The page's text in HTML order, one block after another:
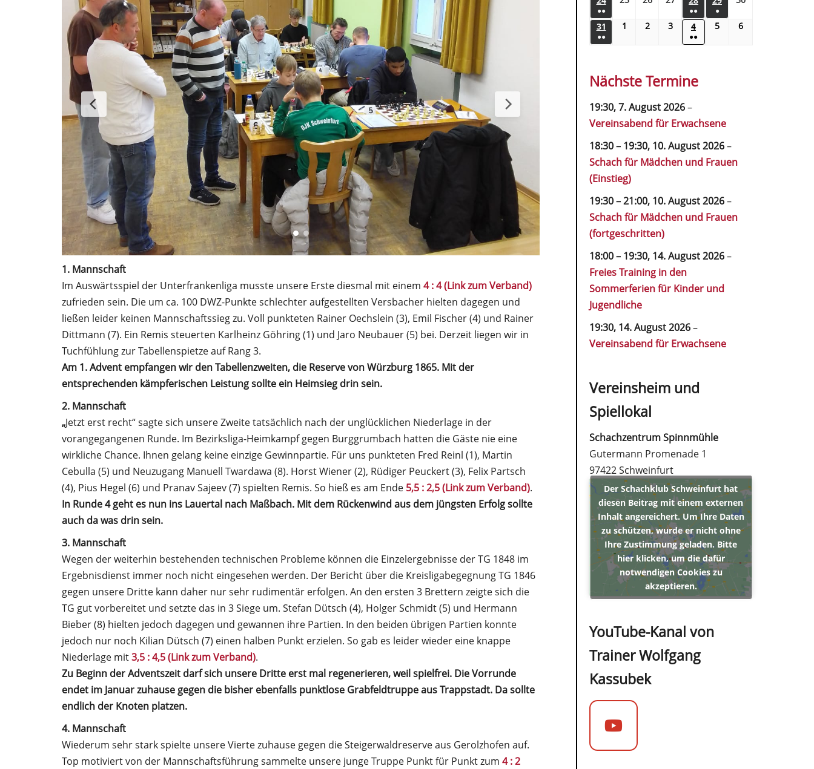
1. Mannschaft
Im Auswärtsspiel der Unterfrankenliga musste unsere Erste diesmal mit einem 4 : 4 (Link zum Verband)
zufrieden sein. Die um ca. 100 DWZ-Punkte schlechter aufgestellten Versbacher hielten dagegen und
ließen leider keinen Mannschaftssieg zu. Voll punkteten Rainer Oechslein (3), Emil Fischer (4) und Rainer
Dittmann (7). Ein Remis steuerten Karlheinz Göhring (1) und Jaro Neubauer (5) bei. Derzeit liegen wir in
Tuchfühlung zur Tabellenspietze auf Rang 3.
Am 1. Advent empfangen wir den Tabellenzweiten, die Reserve von Würzburg 1865. Mit der
entsprechenden kämpferischen Leistung sollte ein Heimsieg drin sein.
2. Mannschaft
„Jetzt erst recht“ sagte sich unsere Zweite tatsächlich nach der unglücklichen Niederlage in der
vorangegangenen Runde. Im Bezirksliga-Heimkampf gegen Burggrumbach hatten die Gäste nie eine
wirkliche Chance. Ihnen gelang keine einzige Gewinnpartie. Für uns punkteten Fred Reinl (1), Martin
Cebulla (5) und Neuzugang Manuell Twardawa (8). Horst Wiener (2), Rüdiger Peuckert (3), Felix Partsch
(4), Pius Hegel (6) und Pranav Sajeev (7) spielten Remis. So hieß es am Ende 5,5 : 2,5 (Link zum Verband).
In Runde 4 geht es nun ins Lauertal nach Maßbach. Mit dem Rückenwind aus dem jüngsten Erfolg sollte
auch da was drin sein.
3. Mannschaft
Wegen der weiterhin bestehenden technischen Probleme können die Einzelergebnisse der TG 1848 im
Ergebnisdienst immer noch nicht eingesehen werden. Der Bericht über die Kreisligabegegnung TG 1846
gegen unsere Dritte kann daher nur sehr rudimentär erfolgen. An den ersten 3 Brettern zeigte sich die
TG gut vorbereitet und setzte das in 3 Siege um. Stefan Dütsch (4), Holger Schmidt (5) und Hermann
Bieber (8) hielten jedoch dagegen und gewannen ihre Partien. In den beiden übrigen Partien konnte
jedoch nur noch Kilian Dütsch (7) einen halben Punkt erzielen. So gab es leider wieder eine knappe
Niederlage mit3,5 : 4,5 (Link zum Verband).
Zu Beginn der Adventszeit darf sich unsere Dritte erst mal regenerieren, weil spielfrei. Die Vorrunde
endet im Januar zuhause gegen die bisher ebenfalls punktlose Grabfeldtruppe aus Trappstadt. Da sollte
endlich der Knoten platzen.
4. Mannschaft
Wiederum sehr stark spielte unsere Vierte zuhause gegen die Steigerwaldreserve aus Gerolzhofen auf.
Top motiviert von der Mannschaftsführung sammelte unsere junge Truppe Punkt für Punkt zum 4 : 2
●● ●● ●
31
●●
1 2 3 4
●●
5 6
Nächste Termine
19:30,7. August 2026–
Vereinsabend für Erwachsene
18:30– 19:30, 10. August 2026–
Schach für Mädchen und Frauen
(Einstieg)
19:30–21:00, 10. August 2026–
Schach für Mädchen und Frauen
(fortgeschritten)
18:00– 19:30, 14. August 2026–
Freies Training in den
Sommerferien für Kinder und
Jugendliche
19:30, 14. August 2026–
Vereinsabend für Erwachsene
Vereinsheim und
Spiellokal
Schachzentrum Spinnmühle
Gutermann Promenade 1
97422 Schweinfurt
Der Schachklub Schweinfurt hat
diesen Beitrag mit einem externen
Inhalt angereichert. Um Ihre Daten
zu schützen, wurde er nicht ohne
Ihre Zustimmung geladen. Bitte
hier klicken, um die dafür
notwendigen Cookies zu
akzeptieren.
YouTube-Kanal von
Trainer Wolfgang
Kassubek